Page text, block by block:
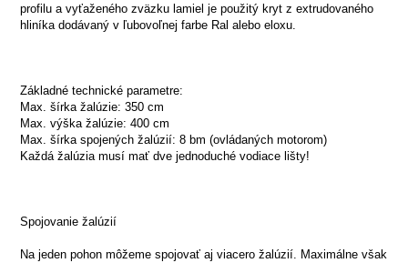
profilu a vyťaženého zväzku lamiel je použitý kryt z extrudovaného
hliníka dodávaný v ľubovoľnej farbe Ral alebo eloxu.
Základné technické parametre:
Max. šírka žalúzie: 350 cm
Max. výška žalúzie: 400 cm
Max. šírka spojených žalúzií: 8 bm (ovládaných motorom)
Každá žalúzia musí mať dve jednoduché vodiace lišty!
Spojovanie žalúzií
Na jeden pohon môžeme spojovať aj viacero žalúzií. Maximálne však